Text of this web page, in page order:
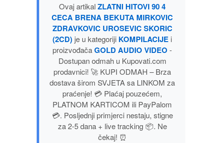
PUBLICISTIKA
PUTOPISI
STRIP
TEORIJE ZAVERE
TINEJDŽ
Ovaj artikalZLATNI HITOVI 90 4
CECA BRENA BEKUTA MIRKOVIC
ZDRAVKOVIC UROSEVIC SKORIC
(2CD) je u kategoriji KOMPILACIJE i
proizvođačaGOLD AUDIO VIDEO -
Dostupan odmah u Kupovati.com
prodavnici! 🚀 KUPI ODMAH – Brza
dostava širom SVJETA sa LINKOM za
praćenje! 💳 Plaćaj pouzećem,
PLATNOM KARTICOM ili PayPalom
💳. Posljednji primjerci nestaju, stigne
za 2-5 dana + live tracking 📦. Ne
čekaj! ⏰